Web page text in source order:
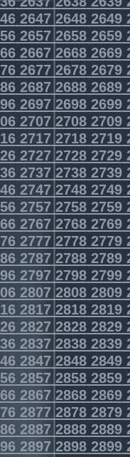
264726482649
265726582659
266726682669
267726782679
268726882689
269726982699
270727082709
271727182719
272727282729
273727382739
274727482749
275727582759
276727682769
277727782779
278727882789
279727982799
280728082809
281728182819
282728282829
283728382839
284728482849
2857 28582859
2867 28682869
287728782879
2887 28882889
2897 28982899